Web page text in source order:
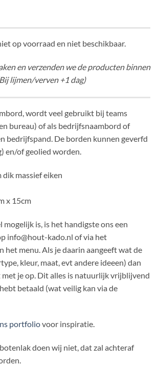
op voorraad en niet beschikbaar.
en verzenden we de producten binnen
lijmen/verven +1 dag)
wordt veel gebruikt bij teams
bureau) of als bedrijfsnaambord of
bedrijfspand. De borden kunnen geverfd
en/of geolied worden.
massief eiken
x 15cm
mogelijk is, is het handigste ons een
info@hout-kado.nl of via het
het menu. Als je daarin aangeeft wat de
kleur, maat, evt andere ideeen) dan
je op. Dit alles is natuurlijk vrijblijvend
betaald (wat veilig kan via de
portfoliovoor inspiratie.
doen wij niet, dat zal achteraf